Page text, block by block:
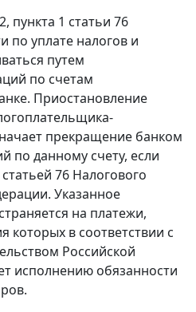
, пункта 1 статьи 76
по уплате налогов и
путем
по счетам
Приостановление
прекращение банком
по данному счету, если
статьей 76 Налогового
Указанное
на платежи,
которых в соответствии с
Российской
исполнению обязанности